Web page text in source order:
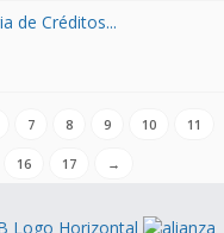
de Créditos...
7 8 9 10 11
16 17 →